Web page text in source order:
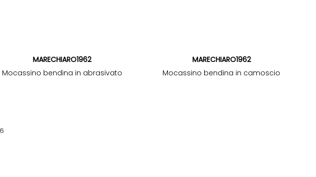
MARECHIARO1962
Mocassino bendina in abrasivato
MARECHIARO1962
Mocassino bendina in camoscio